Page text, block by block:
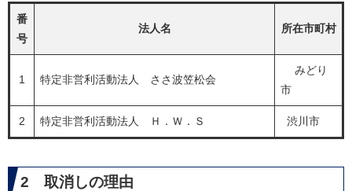
番
号
法人名 所在市町村
1 特定非営利活動法人 ささ波笠松会
みどり
市
2 特定非営利活動法人 Ｈ．Ｗ．Ｓ 渋川市
2 取消しの理由